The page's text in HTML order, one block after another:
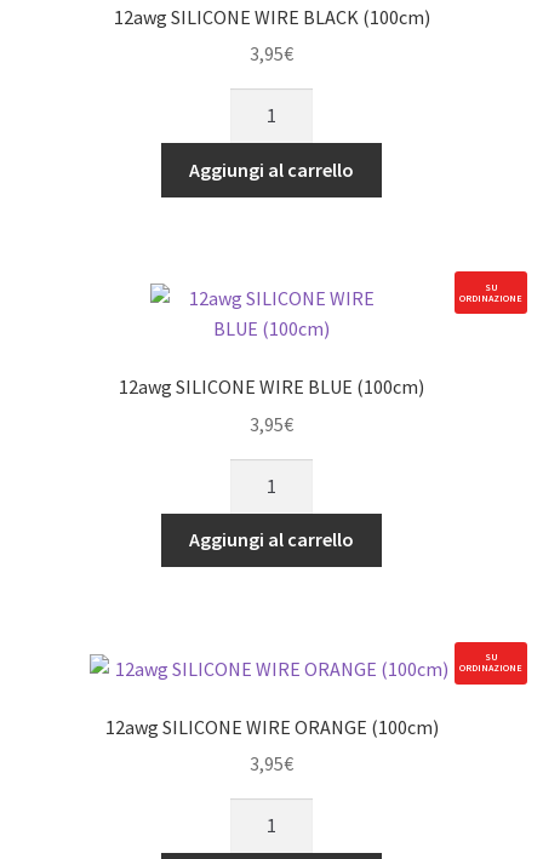
12awg SILICONE WIRE BLACK (100cm)
3,95€
WIRE
BLACK
Aggiungi al carrello
SU
ORDINAZIONE
12awg SILICONE WIRE BLUE (100cm)
3,95€
WIRE
BLUE
Aggiungi al carrello
SU
ORDINAZIONE
12awg SILICONE WIRE ORANGE (100cm)
3,95€